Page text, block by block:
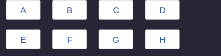
A B C D
E F G H